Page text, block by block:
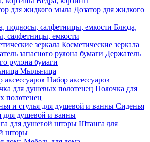
Дозатор для жидкого
Блюда,
салфетницы, емкости
Косметические зеркала
Держатель
рулона бумаги
Мыльница
Набор аксессуаров
Полочка для
полотенец
Сиденья
для душевой и ванны
Штанга для
шторы